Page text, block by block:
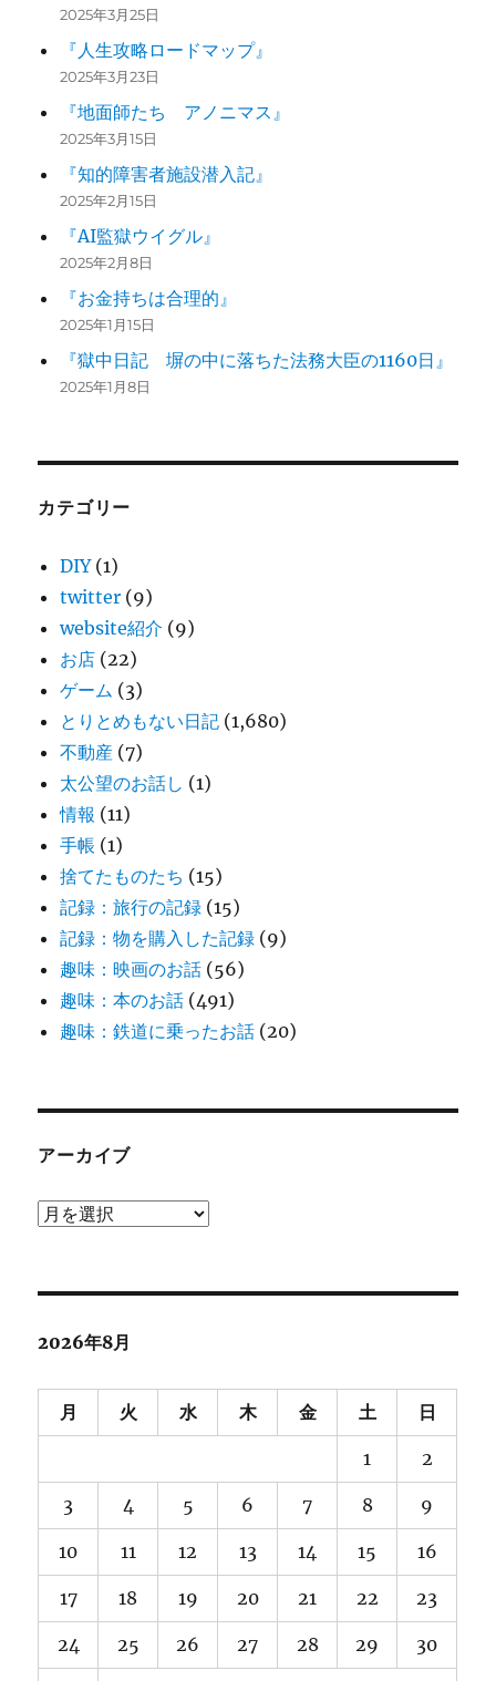
2025年3月25日
『人生攻略ロードマップ』
2025年3月23日
『地面師たち アノニマス』
2025年3月15日
『知的障害者施設潜入記』
2025年2月15日
『AI監獄ウイグル』
2025年2月8日
『お金持ちは合理的』
2025年1月15日
『獄中日記 塀の中に落ちた法務大臣の1160日』
2025年1月8日
カテゴリー
DIY(1)
twitter (9)
website紹介 (9)
お店 (22)
ゲーム (3)
とりとめもない日記 (1,680)
不動産 (7)
太公望のお話し (1)
情報 (11)
手帳 (1)
捨てたものたち (15)
記録：旅行の記録 (15)
記録：物を購入した記録 (9)
趣味：映画のお話 (56)
趣味：本のお話 (491)
趣味：鉄道に乗ったお話 (20)
アーカイブ
ア
ブ
2026年8月
月 火 水 木 金 土 日
1 2
3 4 5 6 7 8 9
10 11 12 13 14 15 16
17 18 19 20 21 22 23
24 25 26 27 28 29 30